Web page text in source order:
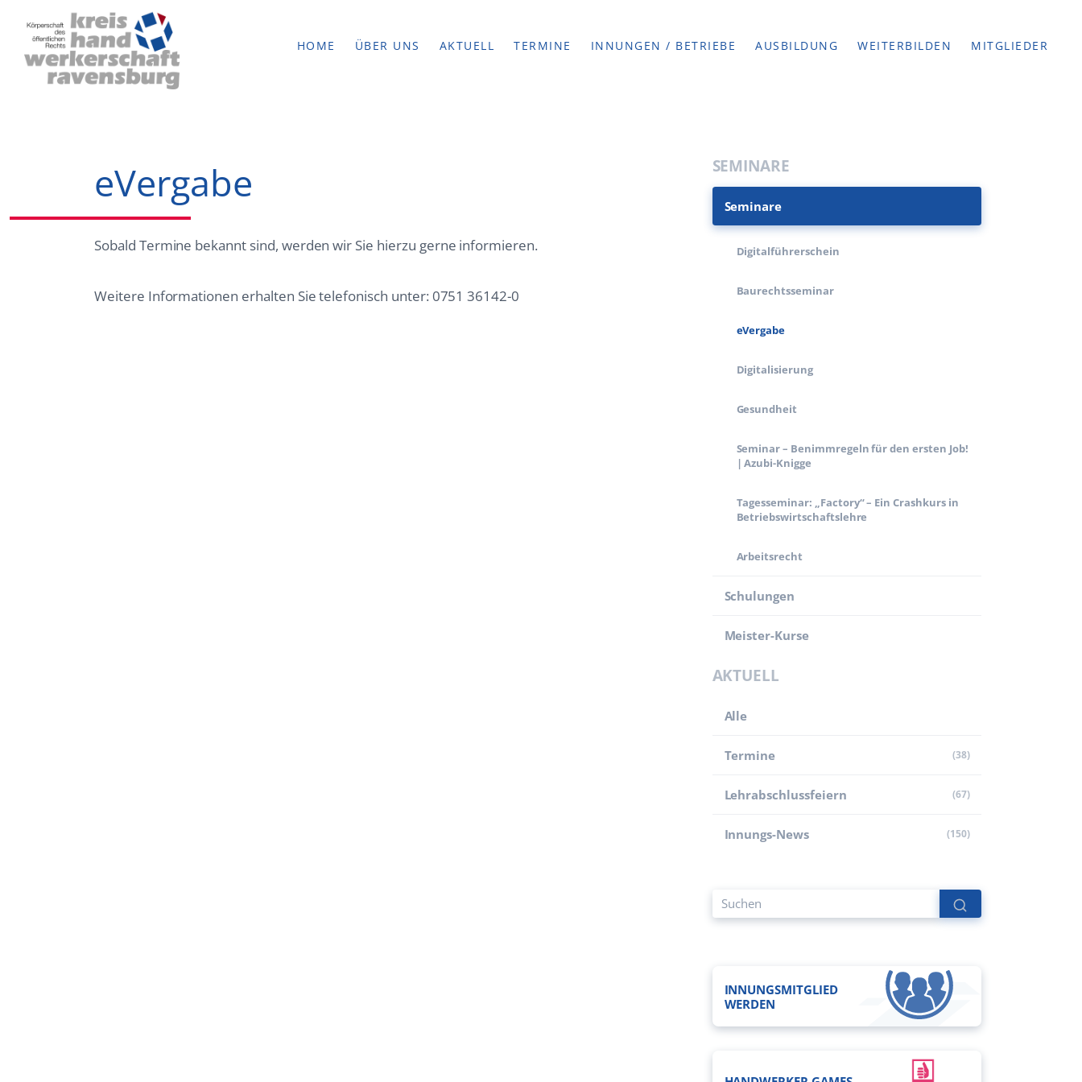
HOME ÜBER UNS AKTUELL TERMINE INNUNGEN / BETRIEBE AUSBILDUNG WEITERBILDEN MITGLIEDER
eVergabe
Sobald Termine bekannt sind, werden wir Sie hierzu gerne informieren.
Weitere Informationen erhalten Sie telefonisch unter: 0751 36142-0
SEMINARE
Seminare
Digitalführerschein
Baurechtsseminar
eVergabe
Digitalisierung
Gesundheit
Seminar – Benimmregeln für den ersten Job!
| Azubi-Knigge
Tagesseminar: „Factory“ – Ein Crashkurs in
Betriebswirtschaftslehre
Arbeitsrecht
Schulungen
Meister-Kurse
AKTUELL
Alle
Termine (38)
Lehr­abschluss­feiern (67)
Innungs-News (150)
INNUNGSMITGLIED
WERDEN